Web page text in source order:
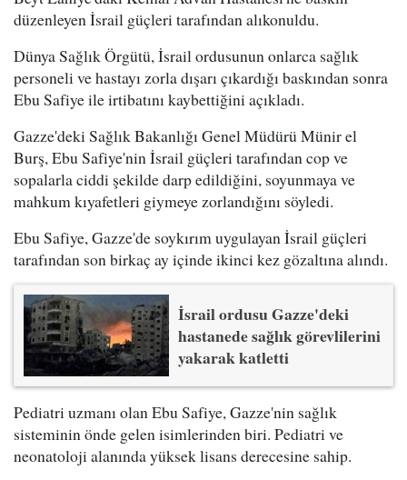
düzenleyen İsrail güçleri tarafından alıkonuldu.
Dünya Sağlık Örgütü, İsrail ordusunun onlarca sağlık
personeli ve hastayı zorla dışarı çıkardığı baskından sonra
Ebu Safiye ile irtibatını kaybettiğini açıkladı.
Gazze'deki Sağlık Bakanlığı Genel Müdürü Münir el
Burş, Ebu Safiye'nin İsrail güçleri tarafından cop ve
sopalarla ciddi şekilde darp edildiğini, soyunmaya ve
mahkum kıyafetleri giymeye zorlandığını söyledi.
Ebu Safiye, Gazze'de soykırım uygulayan İsrail güçleri
tarafından son birkaç ay içinde ikinci kez gözaltına alındı.
İsrail ordusu Gazze'deki
hastanede sağlık görevlilerini
yakarak katletti
Pediatri uzmanı olan Ebu Safiye, Gazze'nin sağlık
sisteminin önde gelen isimlerinden biri. Pediatri ve
neonatoloji alanında yüksek lisans derecesine sahip.